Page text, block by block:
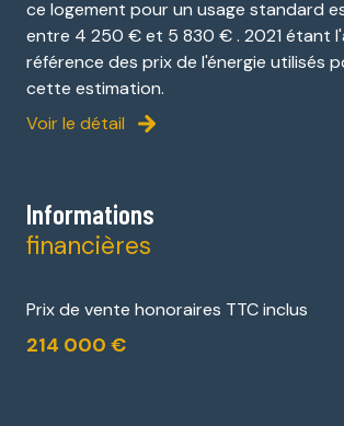
ce logement pour un usage standard
entre 4 250 € et 5 830 € . 2021 étant
référence des prix de l'énergie utilisés
cette estimation.
Voir le détail
Informations
financières
Prix de vente honoraires TTC inclus
214 000 €